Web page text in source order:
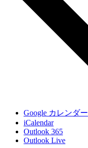
Google カレンダー
iCalendar
Outlook 365
Outlook Live